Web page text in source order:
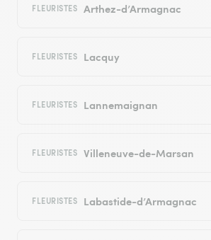
FLEURISTES Arthez-d’Armagnac
FLEURISTES Lacquy
FLEURISTES Lannemaignan
FLEURISTES Villeneuve-de-Marsan
FLEURISTES Labastide-d’Armagnac